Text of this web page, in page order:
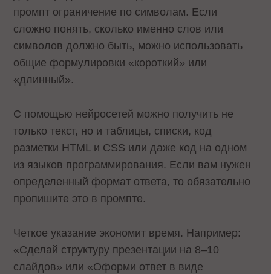
промпт ограничение по символам. Если
сложно понять, сколько именно слов или
символов должно быть, можно использовать
общие формулировки «короткий» или
«длинный».
С помощью нейросетей можно получить не
только текст, но и таблицы, списки, код
разметки HTML и CSS или даже код на одном
из языков программирования. Если вам нужен
определенный формат ответа, то обязательно
пропишите это в промпте.
Четкое указание экономит время. Например:
«Сделай структуру презентации на 8–10
слайдов» или «Оформи ответ в виде